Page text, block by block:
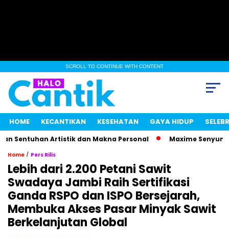
SCROLL TO CONTINUE WITH CONTENT
HOME KECANTIKAN KESEHATAN GAYA HIDUP
Artistik dan Makna Personal Maxime Senyum
Home / Pers Rilis
Lebih dari 2.200 Petani Sawit
Swadaya Jambi Raih Sertifikasi
Ganda RSPO dan ISPO Bersejarah,
Membuka Akses Pasar Minyak Sawit
Berkelanjutan Global